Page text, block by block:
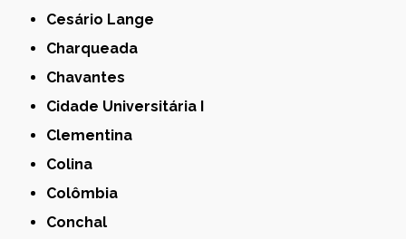
Cesário Lange
Charqueada
Chavantes
Cidade Universitária I
Clementina
Colina
Colômbia
Conchal